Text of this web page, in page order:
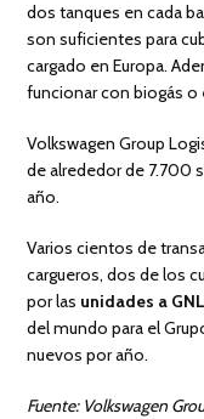
dos tanques en cada
son suficientes para
cargado en Europa.
funcionar con biogás o
Volkswagen Group
de alrededor de 7.700
año.
Varios cientos de
cargueros, dos de los
por las unidades a
del mundo para el
nuevos por año.
Fuente: Volkswagen